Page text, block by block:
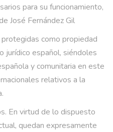
para su funcionamiento,
José Fernández Gil
como propiedad
jurídico español, siéndoles
y comunitaria en este
relativos a la
En virtud de lo dispuesto
quedan expresamente